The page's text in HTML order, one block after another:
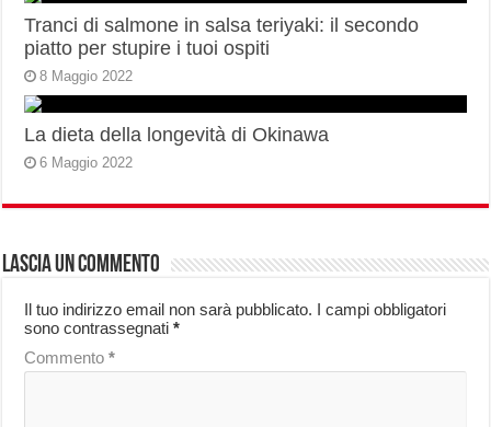
Tranci di salmone in salsa teriyaki: il secondo
piatto per stupire i tuoi ospiti
8 Maggio 2022
La dieta della longevità di Okinawa
6 Maggio 2022
Lascia un commento
Il tuo indirizzo email non sarà pubblicato. I campi obbligatori
sono contrassegnati*
Commento*